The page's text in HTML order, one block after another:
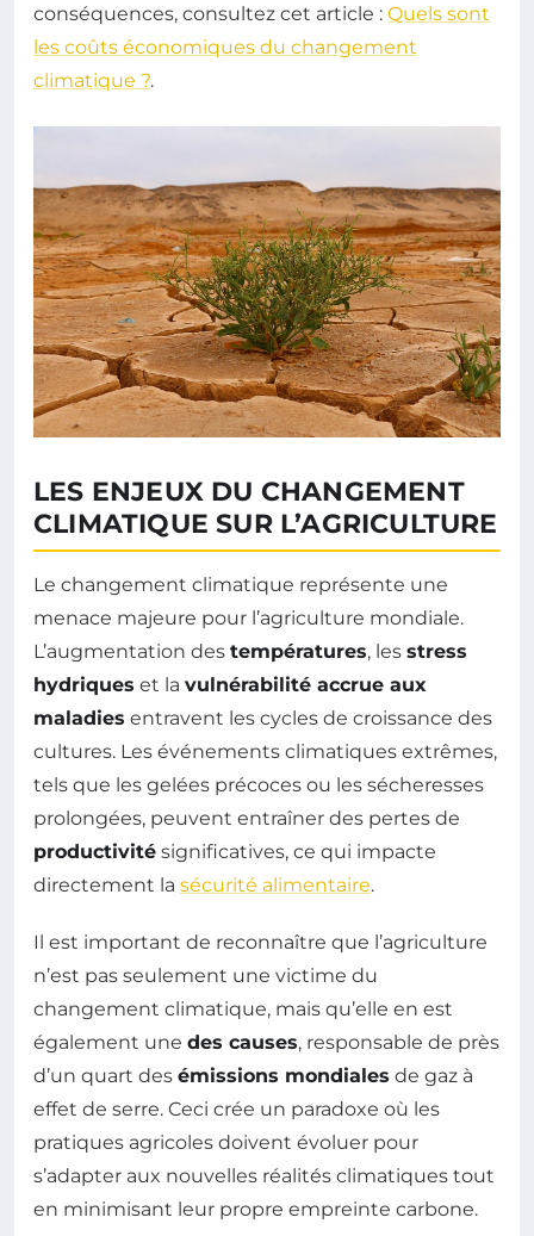
conséquences, consultez cet article : Quels sont
les coûts économiques du changement
climatique ?.
LES ENJEUX DU CHANGEMENT
CLIMATIQUE SUR L’AGRICULTURE
Le changement climatique représente une
menace majeure pour l’agriculture mondiale.
L’augmentation des températures, les stress
hydriques et la vulnérabilité accrue aux
maladies entravent les cycles de croissance des
cultures. Les événements climatiques extrêmes,
tels que les gelées précoces ou les sécheresses
prolongées, peuvent entraîner des pertes de
productivité significatives, ce qui impacte
directement la sécurité alimentaire.
Il est important de reconnaître que l’agriculture
n’est pas seulement une victime du
changement climatique, mais qu’elle en est
également une des causes, responsable de près
d’un quart des émissions mondiales de gaz à
effet de serre. Ceci crée un paradoxe où les
pratiques agricoles doivent évoluer pour
s’adapter aux nouvelles réalités climatiques tout
en minimisant leur propre empreinte carbone.